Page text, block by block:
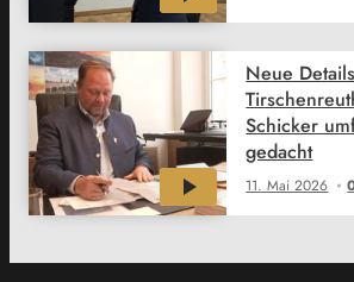
11. Mai 2026
Neue
Schicker
gedacht